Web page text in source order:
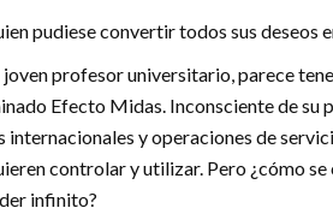
pudiese convertir todos sus deseos
joven profesor universitario, parece
Efecto Midas. Inconsciente de
internacionales y operaciones de
controlar y utilizar. Pero ¿cómo
infinito?